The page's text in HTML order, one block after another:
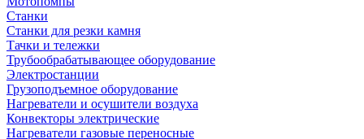
Станки
Станки для резки камня
Тачки и тележки
Трубообрабатывающее оборудование
Электростанции
Грузоподъемное оборудование
Нагреватели и осушители воздуха
Конвекторы электрические
Нагреватели газовые переносные